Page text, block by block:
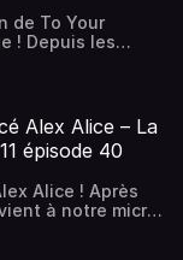
de To Your
! Depuis les
nous aura
apparu en premier
autour du
Alex Alice – La
épisode 40
Alice ! Après
à notre micro
Et cette fois,
qui ont